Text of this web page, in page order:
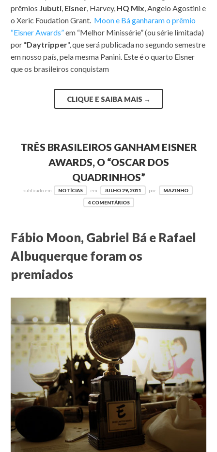
prêmios Jubuti, Eisner, Harvey, HQ Mix, Angelo Agostini e
o Xeric Foudation Grant. Moon e Bá ganharam o prêmio
“Eisner Awards”em “Melhor Minissérie” (ou série limitada)
por “Daytripper“, que será publicada no segundo semestre
em nosso país, pela mesma Panini. Este é o quarto Eisner
que os brasileiros conquistam
CLIQUE E SAIBA MAIS →
TRÊS BRASILEIROS GANHAM EISNER
AWARDS, O “OSCAR DOS
QUADRINHOS”
publicado em NOTÍCIAS em JULHO 29, 2011 por MAZINHO
4 COMENTÁRIOS
Fábio Moon, Gabriel Bá e Rafael
Albuquerque foram os
premiados